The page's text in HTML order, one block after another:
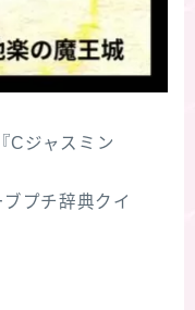
Cジャスミン
プチ辞典クイ